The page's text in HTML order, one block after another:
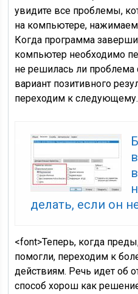
увидите все проблемы,
на компьютере, нажимаем
Когда программа
компьютер необходимо
не решилась ли проблема
вариант позитивного
переходим к
делать, если он
<font>Теперь, когда
помогли, переходим к
действиям. Речь идет об
способ хорош как